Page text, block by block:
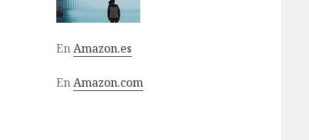
EnAmazon.es
EnAmazon.com